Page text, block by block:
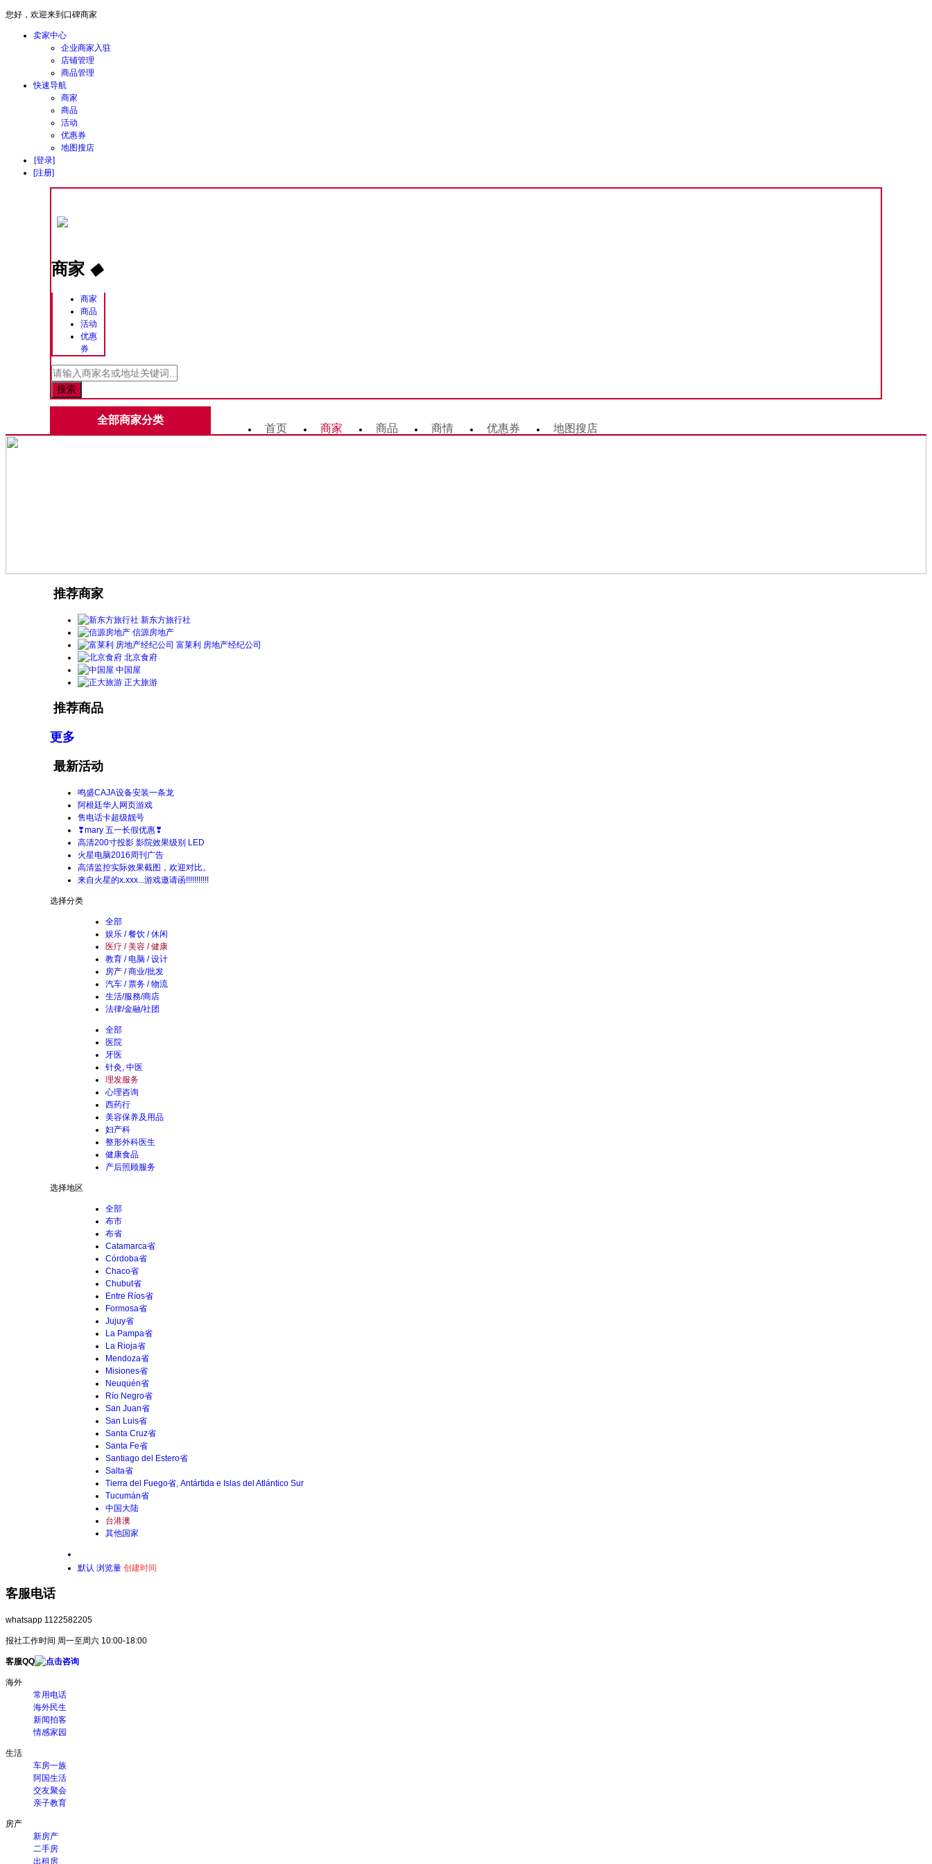
您好，欢迎来到口碑商家
卖家中心
企业商家入驻
店铺管理
商品管理
快速导航
商家
商品
活动
优惠券
地图搜店
[登录]
[注册]
商家 ◆
商家
商品
活动
优惠
券
全部商家分类
首页 商家 商品 商情 优惠券 地图搜店
推荐商家
新东方旅行社
信源房地产
富莱利 房地产经纪公司
北京食府
中国屋
正大旅游
推荐商品
更多
最新活动
鸣盛CAJA设备安装一条龙
阿根廷华人网页游戏
售电话卡超级靓号
❣mary 五一长假优惠❣
高清200寸投影 影院效果级别 LED
火星电脑2016周刊广告
高清监控实际效果截图，欢迎对比。
来自火星的x.xxx...游戏邀请函!!!!!!!!!!!
选择分类
全部
娱乐 / 餐饮 / 休闲
医疗 / 美容 / 健康
教育 / 电脑 / 设计
房产 / 商业/批发
汽车 / 票务 / 物流
生活/服務/商店
法律/金融/社团
全部
医院
牙医
针灸, 中医
理发服务
心理咨询
西药行
美容保养及用品
妇产科
整形外科医生
健康食品
产后照顾服务
选择地区
全部
布市
布省
Catamarca省
Córdoba省
Chaco省
Chubut省
Entre Ríos省
Formosa省
Jujuy省
La Pampa省
La Rioja省
Mendoza省
Misiones省
Neuquén省
Río Negro省
San Juan省
San Luis省
Santa Cruz省
Santa Fe省
Santiago del Estero省
Salta省
Tierra del Fuego省, Antártida e Islas del Atlántico Sur
Tucumán省
中国大陆
台港澳
其他国家
默认 浏览量 创建时间
客服电话
whatsapp 1122582205
报社工作时间 周一至周六 10:00-18:00
客服QQ
海外
常用电话
海外民生
新闻拍客
情感家园
生活
车房一族
阿国生活
交友聚会
亲子教育
房产
新房产
二手房
出租房